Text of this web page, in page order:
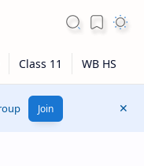
Join